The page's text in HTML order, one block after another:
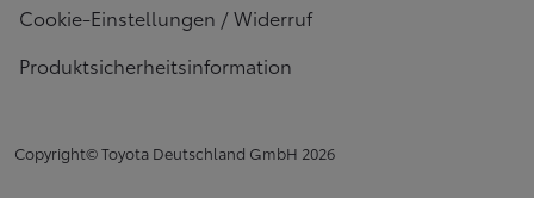
Cookie-Einstellungen / Widerruf
Produktsicherheitsinformation
Copyright© Toyota Deutschland GmbH 2026